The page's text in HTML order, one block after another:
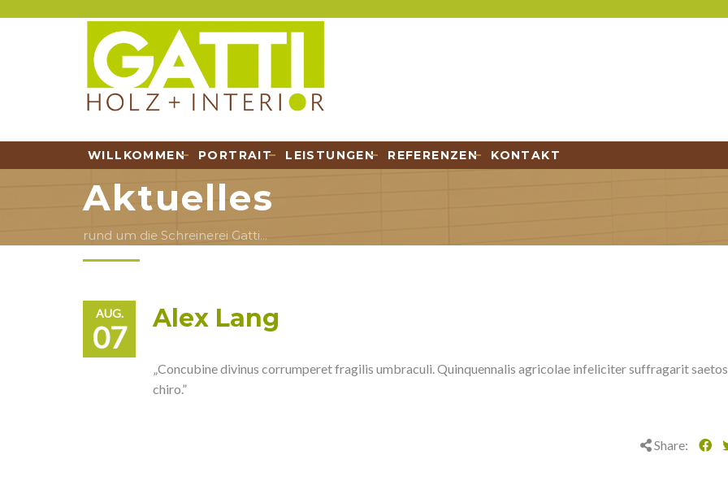
WILLKOMMEN PORTRAIT LEISTUNGEN REFERENZEN KONTAKT
Aktuelles
rund um die Schreinerei Gatti...
AUG.
07
Alex Lang
„Concubine divinus corrumperet fragilis umbraculi. Quinquennalis agricolae infeliciter suffragarit
chiro.”
Share: